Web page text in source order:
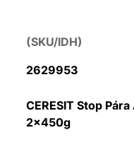
(SKU/IDH)
2629953
CERESIT Stop
2x450g